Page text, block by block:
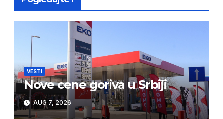
VESTI
Nove cene goriva u Srbiji
AUG 7, 2026